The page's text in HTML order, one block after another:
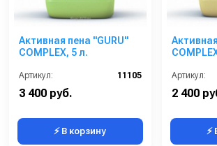
Активная пена "GURU"
COMPLEX, 5 л.
Артикул: 11105
3 400 руб.
⚡ В корзину
Артикул:
2 400